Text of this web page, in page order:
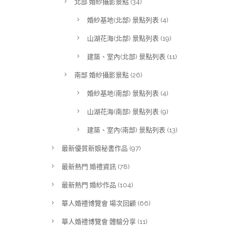
北部 婚紗攝影景點 (34)
婚紗基地(北部) 景點列表 (4)
山湖花海(北部) 景點列表 (19)
建築、室內(北部) 景點列表 (11)
南部 婚紗攝影景點 (26)
婚紗基地(南部) 景點列表 (4)
山湖花海(南部) 景點列表 (9)
建築、室內(南部) 景點列表 (13)
最新優質新娘秘書作品 (97)
最新熱門 婚禮資訊 (78)
最新熱門 婚紗作品 (104)
華人婚禮博覽會 場次回顧 (66)
華人婚禮博覽會 體驗分享 (11)